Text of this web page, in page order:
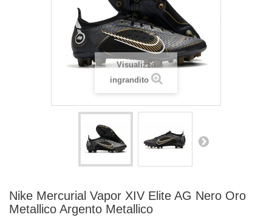
Visualizza
ingrandito
Nike Mercurial Vapor XIV Elite AG Nero Oro
Metallico Argento Metallico